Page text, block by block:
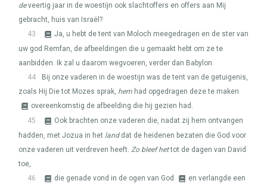
deveertig jaar in de woestijn ook slachtoffers en offers aan Mij
gebracht, huis van Israël?
43
Ja, u hebt de tent van Moloch meegedragen en de ster van
uw god Remfan, de afbeeldingen die u gemaakt hebt om ze te
aanbidden. Ik zal u daarom wegvoeren, verder dan Babylon.
44
Bij onze vaderen in de woestijn was de tent van de getuigenis,
zoals Hij Die tot Mozes sprak, hem had opgedragen deze te maken
overeenkomstig de afbeelding die hij gezien had.
45
Ook brachten onze vaderen die, nadat zij hem ontvangen
hadden, met Jozua in het landdat de heidenen bezaten die God voor
onze vaderen uit verdreven heeft. Zo bleef hettot de dagen van David
toe,
46
die genade vond in de ogen van God
en verlangde een